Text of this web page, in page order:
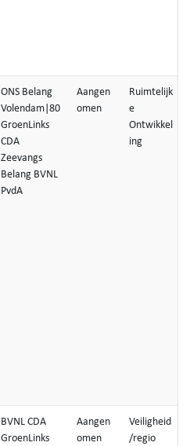
ONS Belang
Volendam|80
GroenLinks
CDA
Zeevangs
Belang BVNL
PvdA
Aangen
omen
Ruimtelijk
e
Ontwikkel
ing
BVNL CDA
GroenLinks
Aangen
omen
Veiligheid
/regio